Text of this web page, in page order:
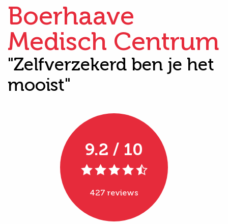
Boerhaave
Medisch Centrum
"Zelfverzekerd ben je het
mooist"
9.2 / 10
427 reviews